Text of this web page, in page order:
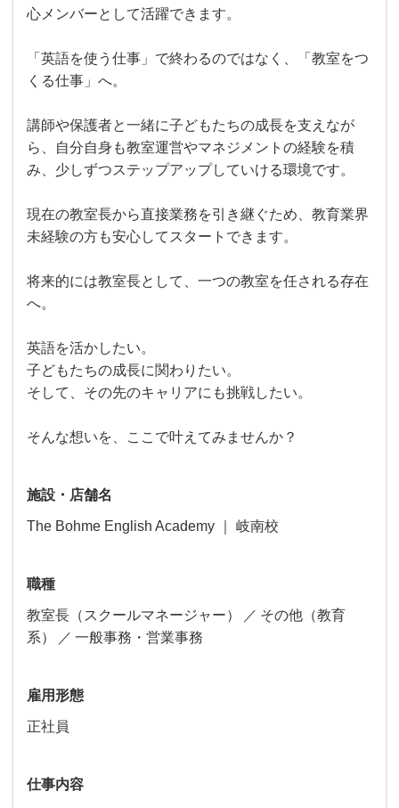
心メンバーとして活躍できます。
「英語を使う仕事」で終わるのではなく、「教室をつ
くる仕事」へ。
講師や保護者と一緒に子どもたちの成長を支えなが
ら、自分自身も教室運営やマネジメントの経験を積
み、少しずつステップアップしていける環境です。
現在の教室長から直接業務を引き継ぐため、教育業界
未経験の方も安心してスタートできます。
将来的には教室長として、一つの教室を任される存在
へ。
英語を活かしたい。
子どもたちの成長に関わりたい。
そして、その先のキャリアにも挑戦したい。
そんな想いを、ここで叶えてみませんか？
施設・店舗名
The Bohme English Academy ｜ 岐南校
職種
教室長（スクールマネージャー）
その他（教育
系）
一般事務・営業事務
雇用形態
正社員
仕事内容